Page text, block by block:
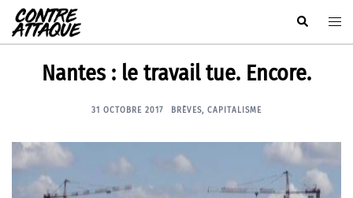
Aller
au
contenu
Rechercher
Nantes : le travail tue. Encore.
31 OCTOBRE 2017 BRÈVES, CAPITALISME